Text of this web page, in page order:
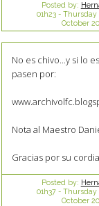
Posted by:
01h23- Thursday
October
No es chivo...y si lo
pasen por:
Nota al Maestro
Gracias por su
Posted by:
01h37- Thursday
October